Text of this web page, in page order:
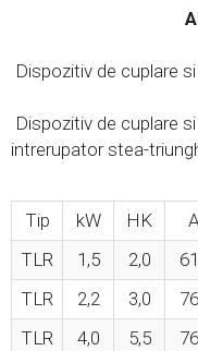
Dispozitiv de cuplare
Dispozitiv de cuplare
intrerupator stea-
Tip kW HK
TLR
1,5 2,0
TLR
2,2 3,0
TLR
4,0 5,5